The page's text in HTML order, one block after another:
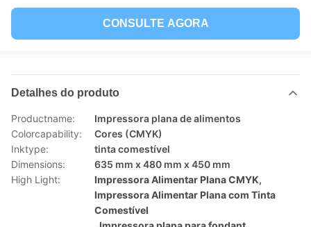
CONSULTE AGORA
Detalhes do produto
Productname:
Impressora plana de alimentos
Colorcapability:
Cores (CMYK)
Inktype:
tinta comestível
Dimensions:
635 mm x 480 mm x 450 mm
High Light:
Impressora Alimentar Plana CMYK,
Impressora Alimentar Plana com Tinta
Comestível